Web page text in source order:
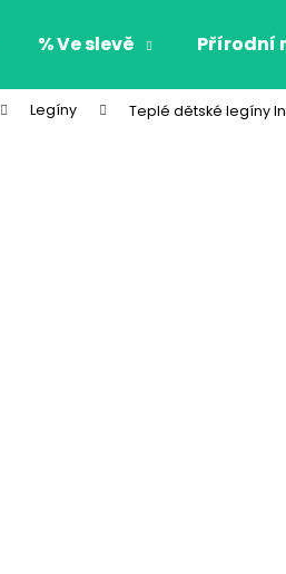
% Ve slevě Přírodní
Legíny Teplé dětské legíny
Co potřebujete najít?